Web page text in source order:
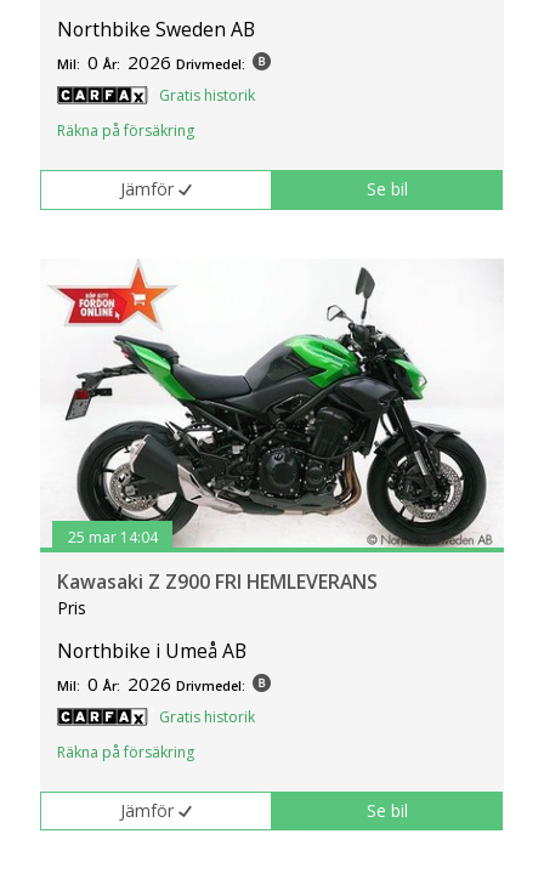
Northbike Sweden AB
Mil: 0 År: 2026 Drivmedel:
Gratis historik
Räkna på försäkring
Jämför Se bil
25 mar 14:04
Kawasaki Z Z900 FRI HEMLEVERANS
Pris
Northbike i Umeå AB
Mil: 0 År: 2026 Drivmedel:
Gratis historik
Räkna på försäkring
Jämför Se bil